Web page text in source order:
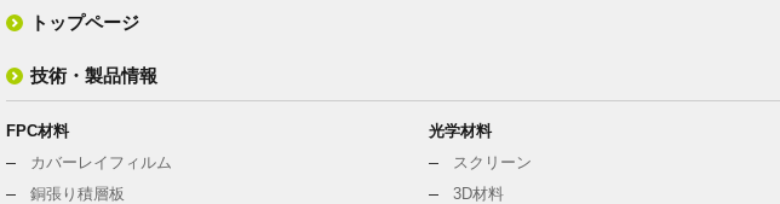
トップページ
技術・製品情報
FPC材料
カバーレイフィルム
銅張り積層板
光学材料
スクリーン
3D材料